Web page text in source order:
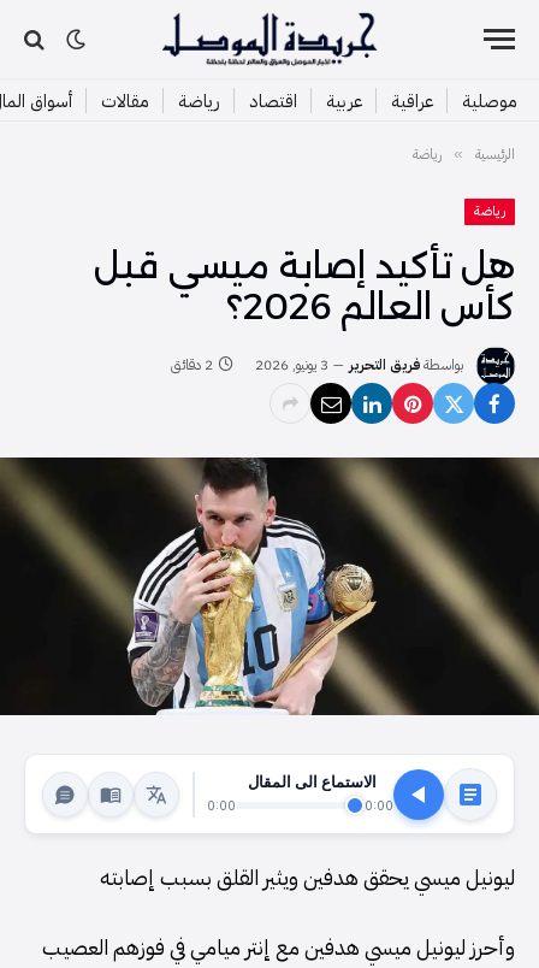
موصلية عراقية عربية اقتصاد رياضة مقالات أسواق
الرئيسية » رياضة
رياضة
هل تأكيد إصابة ميسي قبل
كأس العالم 2026؟
بواسطةفريق التحرير 3 يونيو, 2026 2 دقائق
الاستماع الى المقال
0:00
0:00
ليونيل ميسي يحقق هدفين ويثير القلق بسبب إصابته
وأحرز ليونيل ميسي هدفين مع إنتر ميامي في فوزهم العصيب